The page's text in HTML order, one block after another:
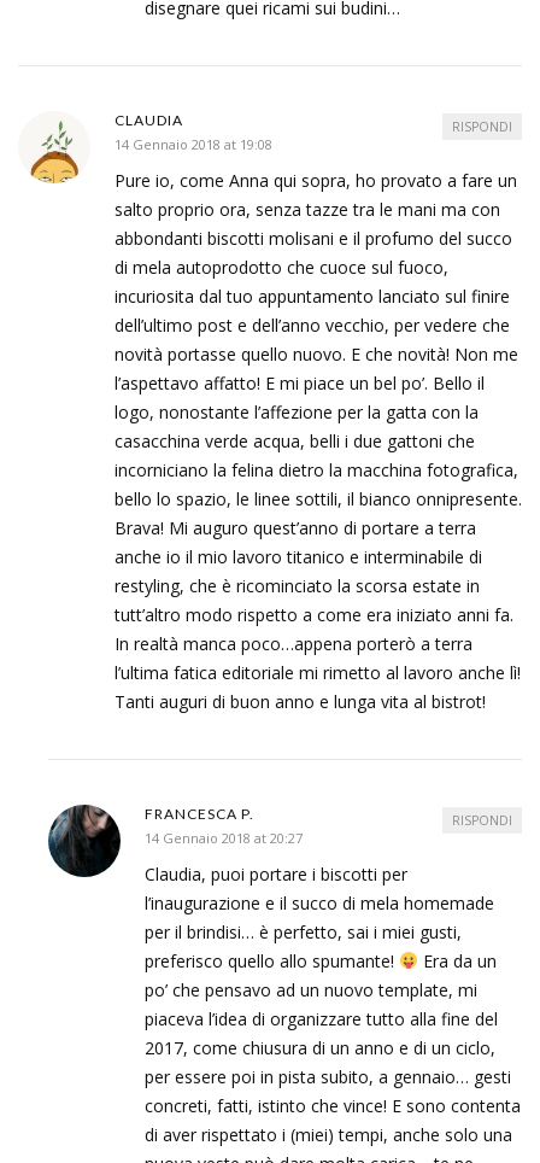
disegnare quei ricami sui budini…
CLAUDIA
14 Gennaio 2018 at 19:08
Pure io, come Anna qui sopra, ho provato a fare un
salto proprio ora, senza tazze tra le mani ma con
abbondanti biscotti molisani e il profumo del succo
di mela autoprodotto che cuoce sul fuoco,
incuriosita dal tuo appuntamento lanciato sul finire
dell’ultimo post e dell’anno vecchio, per vedere che
novità portasse quello nuovo. E che novità! Non me
l’aspettavo affatto! E mi piace un bel po’. Bello il
logo, nonostante l’affezione per la gatta con la
casacchina verde acqua, belli i due gattoni che
incorniciano la felina dietro la macchina fotografica,
bello lo spazio, le linee sottili, il bianco onnipresente.
Brava! Mi auguro quest’anno di portare a terra
anche io il mio lavoro titanico e interminabile di
restyling, che è ricominciato la scorsa estate in
tutt’altro modo rispetto a come era iniziato anni fa.
In realtà manca poco…appena porterò a terra
l’ultima fatica editoriale mi rimetto al lavoro anche lì!
Tanti auguri di buon anno e lunga vita al bistrot!
RISPONDI
FRANCESCA P.
14 Gennaio 2018 at 20:27
Claudia, puoi portare i biscotti per
l’inaugurazione e il succo di mela homemade
per il brindisi… è perfetto, sai i miei gusti,
preferisco quello allo spumante!
Era da un
po’ che pensavo ad un nuovo template, mi
piaceva l’idea di organizzare tutto alla fine del
2017, come chiusura di un anno e di un ciclo,
per essere poi in pista subito, a gennaio… gesti
concreti, fatti, istinto che vince! E sono contenta
di aver rispettato i (miei) tempi, anche solo una
RISPONDI